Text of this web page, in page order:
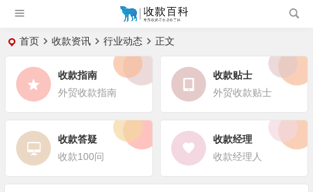
首页 收款资讯 行业动态 正文
收款指南
外贸收款指南
收款贴士
外贸收款贴士
收款答疑
收款100问
收款经理
收款经理人